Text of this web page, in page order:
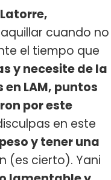
cuando no
el tiempo que
y necesite de la
LAM, puntos
por este
en este
y tener una
(es cierto). Yani